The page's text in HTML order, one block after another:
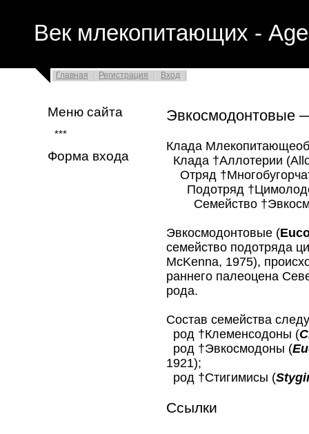
Век млекопитающих -
Главная Регистрация Вход
Меню сайта
***
Форма входа
Эвкосмодонтовые
Клада
Клада †Аллотерии
Отряд
Подотряд
Семейство
Эвкосмодонтовые (
семейство подотряда
McKenna, 1975),
раннего палеоцена
рода.
Состав семейства
род †Клеменсодоны (
род †Эвкосмодоны (
1921);
род †Стигимисы (
Ссылки